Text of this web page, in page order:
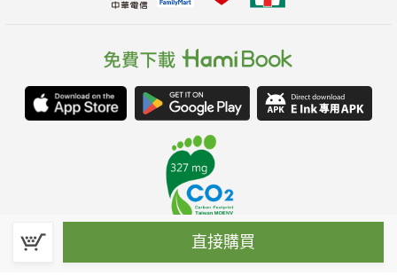
直接購買